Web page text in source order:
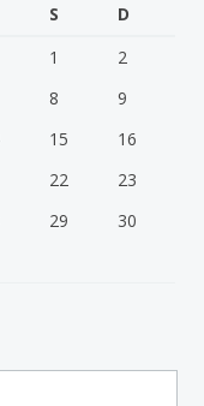
S
D
1
2
8
9
15
16
22
23
29
30